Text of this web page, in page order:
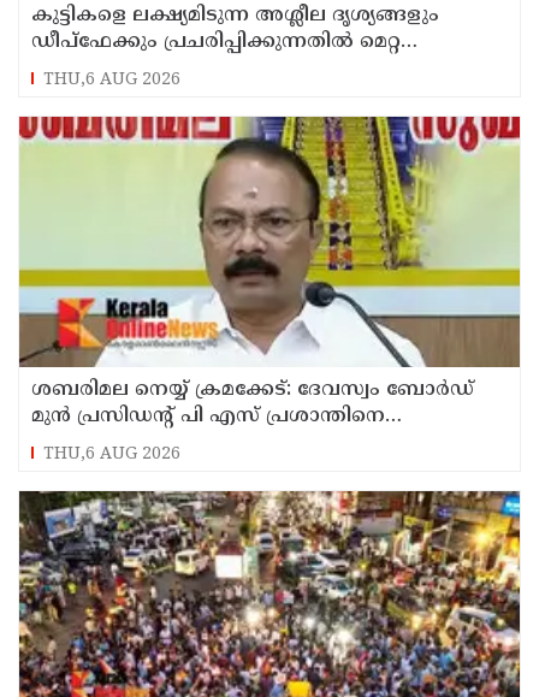
കുട്ടികളെ ലക്ഷ്യമിടുന്ന അശ്ലീല ദൃശ്യങ്ങളും
ഡീപ്ഫേക്കും പ്രചരിപ്പിക്കുന്നതില്‍ മെറ്റ
കേന്ദ്രത്തോട് മാപ്പ് പറഞ്ഞു
THU,6 AUG 2026
ശബരിമല നെയ്യ് ക്രമക്കേട്: ദേവസ്വം ബോര്‍ഡ്
മുന്‍ പ്രസിഡന്റ് പി എസ് പ്രശാന്തിനെ
പ്രതിയാക്കും: ദേവസ്വം വിജിലന്‍സ്
THU,6 AUG 2026